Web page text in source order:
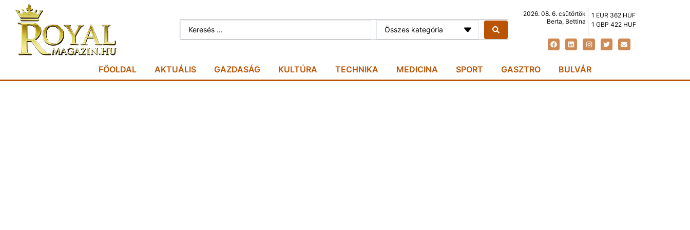
Összes kategória
2026. 08. 6. csütörtök
Berta, Bettina
1 EUR 362 HUF
1 GBP 422 HUF
FŐOLDAL AKTUÁLIS GAZDASÁG KULTÚRA TECHNIKA MEDICINA SPORT GASZTRO BULVÁR